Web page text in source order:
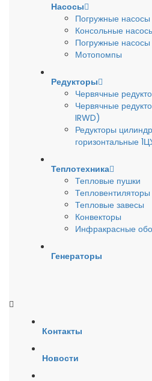
Насосы
Погружные
Консольные
Погружные
Мотопомпы
Редукторы
Червячные
Червячные
IRWD)
Редукторы
горизонтальные
Теплотехника
Тепловые пушки
Тепловентиляторы
Тепловые завесы
Конвекторы
Инфракрасные
Генераторы
Контакты
Новости